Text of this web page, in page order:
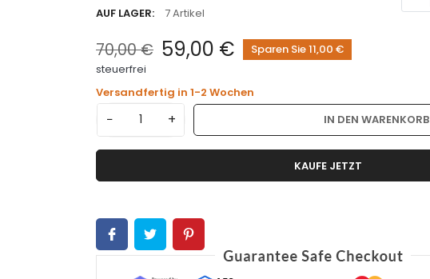
AUF LAGER:
7 Artikel
70,00 € 59,00 €
Sparen Sie 11,00 €
steuerfrei
Versandfertig in 1-2 Wochen
− + IN DEN WARENKORB
KAUFE JETZT